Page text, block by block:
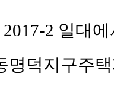
2 일대
명덕지구주